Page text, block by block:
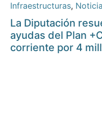
Infraestructuras,
La Diputación
ayudas del Plan
corriente por 4